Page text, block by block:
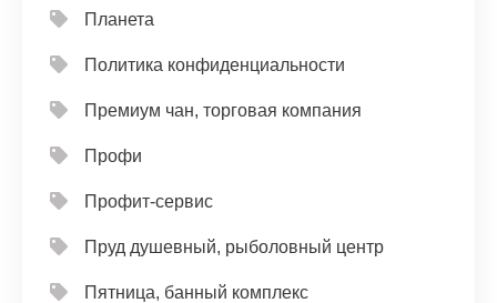
Планета
Политика конфиденциальности
Премиум чан, торговая компания
Профи
Профит-сервис
Пруд душевный, рыболовный центр
Пятница, банный комплекс